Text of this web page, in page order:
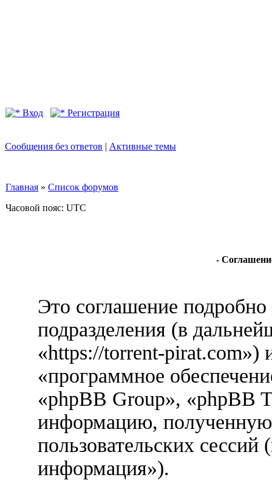
Вход Регистрация
Сообщения без ответов | Активные темы
Главная » Список форумов
Часовой пояс: UTC
-
Это соглашение подробно
подразделения (в
«https://torrent-
«программное
«phpBB Group», «phpBB
информацию,
пользовательских
информация»).